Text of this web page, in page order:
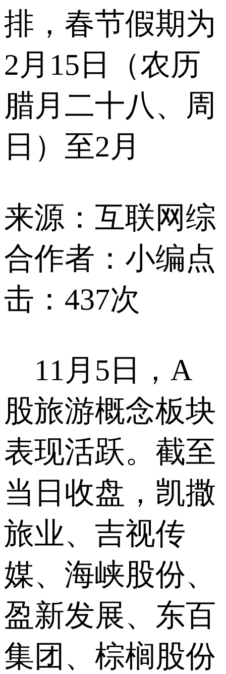
排，春节假期为
2月15日（农历
腊月二十八、周
日）至2月
来源：互联网综
合作者：小编点
击：437次
11月5日，A
股旅游概念板块
表现活跃。截至
当日收盘，凯撒
旅业、吉视传
媒、海峡股份、
盈新发展、东百
集团、棕榈股份